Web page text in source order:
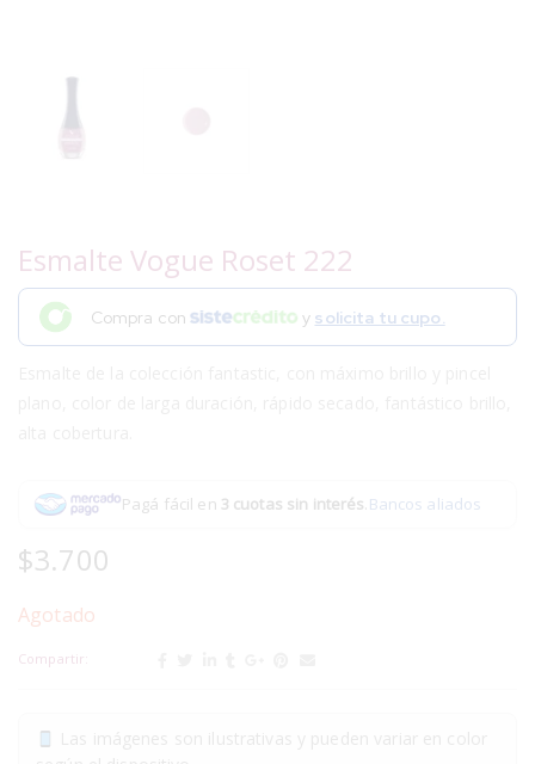
Esmalte Vogue Roset 222
Compra con y solicita tu cupo.
Pagá fácil en 3 cuotas sin interés.Bancos aliados
$3.700
Agotado
Compartir: